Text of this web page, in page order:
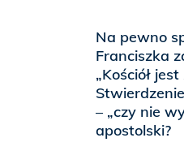
Na pewno
Franciszka
„Kościół
– „czy nie
apostolski?